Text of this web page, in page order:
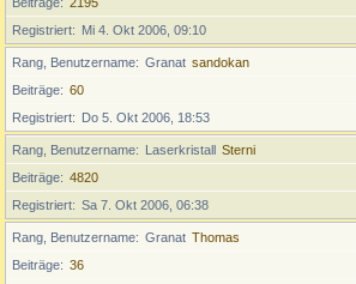
Registriert
Mi 4. Okt 2006, 09:10
Rang, Benutzername Granat sandokan
Beiträge
60
Registriert
Do 5. Okt 2006, 18:53
Rang, Benutzername Laserkristall Sterni
Beiträge
4820
Registriert
Sa 7. Okt 2006, 06:38
Rang, Benutzername Granat Thomas
Beiträge
36